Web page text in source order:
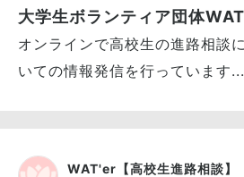
大学生ボランティア団体
オンラインで高校生の進路相談
いての情報発信を行っています...
WAT'er【高校生進路相談】